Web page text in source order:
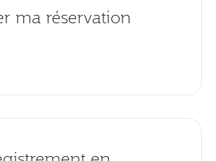
ma réservation